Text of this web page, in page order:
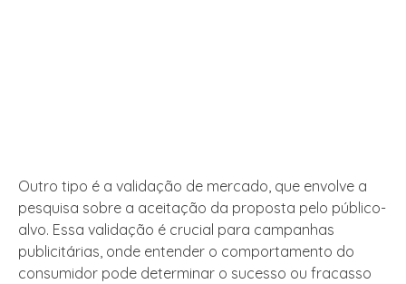
Outro tipo é a validação de mercado, que envolve a
pesquisa sobre a aceitação da proposta pelo público-
alvo. Essa validação é crucial para campanhas
publicitárias, onde entender o comportamento do
consumidor pode determinar o sucesso ou fracasso